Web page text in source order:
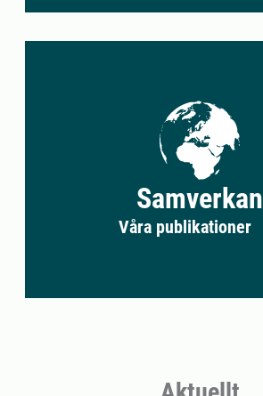
Samverkan
Våra publikationer